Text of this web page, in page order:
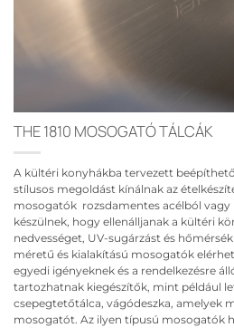
THE 1810 MOSOGATÓ TÁLCÁK
A kültéri konyhákba tervezett
stílusos megoldást kínálnak az
mosogatók rozsdamentes acélból vagy
készülnek, hogy ellenálljanak a kültéri
nedvességet, UV-sugárzást és
méretű és kialakítású mosogatók
egyedi igényeknek és a rendelkezésre
tartozhatnak kiegészítők, mint például
csepegtetőtálca, vágódeszka, amelyek
mosogatót. Az ilyen típusú mosogatók